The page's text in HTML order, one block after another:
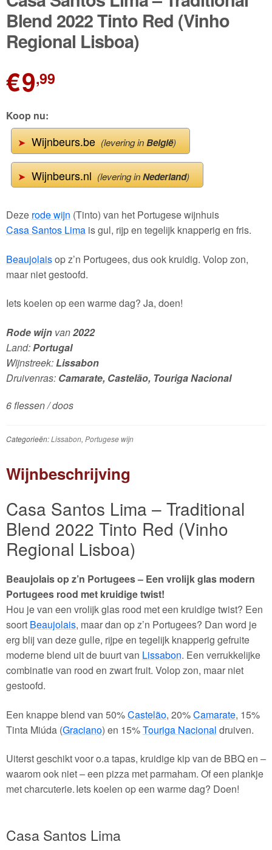
Blend 2022 Tinto Red (Vinho
Regional Lisboa)
€9,99
Koop nu:
➤Wijnbeurs.be(levering inBelgië)
➤Wijnbeurs.nl(levering inNederland)
Deze rode wijn (Tinto) van het Portugese wijnhuis
Casa Santos Limais gul, rijp en tegelijk knapperig en fris.
Beaujolaisop z’n Portugees, dus ook kruidig. Volop zon,
maar niet gestoofd.
Iets koelen op een warme dag? Ja, doen!
Rode wijnvan2022
Land:Portugal
Wijnstreek:Lissabon
Druivenras: Camarate, Castelão, Touriga Nacional
6 flessen / doos
Categorieën:Lissabon, Portugese wijn
Wijnbeschrijving
Casa Santos Lima – Traditional
Blend 2022 Tinto Red (Vinho
Regional Lisboa)
Beaujolais op z’n Portugees – Een vrolijk glas modern
Portugees rood met kruidige twist!
Hou je van een vrolijk glas rood met een kruidige twist? Een
soort Beaujolais, maar dan op z’n Portugees? Dan word je
erg blij van deze gulle, rijpe en tegelijk knapperig gefruite
moderne blend uit de buurt van Lissabon. Een verrukkelijke
combinatie van rood en zwart fruit. Volop zon, maar niet
gestoofd.
Een knappe blend van 50%Castelão, 20%Camarate, 15%
Tinta Miúda (Graciano) en 15%Touriga Nacional druiven.
Uiterst geschikt voor o.a tapas, kruidige kip van de BBQ en –
waarom ook niet – een pizza met parmaham. Of een plankje
met charcuterie. Iets koelen op een warme dag? Doen!
Casa Santos Lima